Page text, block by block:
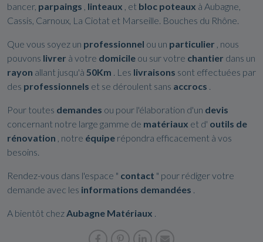
bancer, parpaings linteaux , et bloc poteaux à Aubagne,
Cassis, Carnoux, La Ciotat et Marseille. Bouches du Rhône.
Que vous soyez un professionnel ou un particulier , nous
pouvons livrer à votre domicile ou sur votre chantier dans un
rayon allant jusqu'à 50Km . Les livraisons sont effectuées par
des professionnels et se déroulent sans accrocs .
Pour toutes demandes ou pour l'élaboration d'un devis
concernant notre large gamme de matériaux et d' outils de
rénovation , notre équipe répondra efficacement à vos
besoins.
Rendez-vous dans l'espace " contact " pour rédiger votre
demande avec les informations demandées .
A bientôt chezAubagne Matériaux .